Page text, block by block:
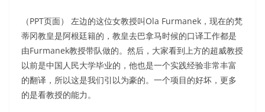
（PPT页面） 左边的这位女教授叫Ola Furmanek，现在的梵
蒂冈教皇是阿根廷籍的，教皇去巴拿马时候的口译工作都是
由Furmanek教授带队做的。然后，大家看到上方的超威教授
以前是中国人民大学毕业的，他也是一个实践经验非常丰富
的翻译，所以这是我们引以为豪的。一个项目的好坏，更多
的是看教授的能力。